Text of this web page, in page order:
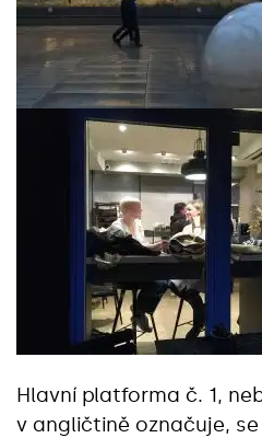
Hlavní platforma č. 1,
v angličtině označuje,